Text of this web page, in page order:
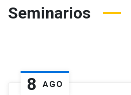
Seminarios
8 AGO